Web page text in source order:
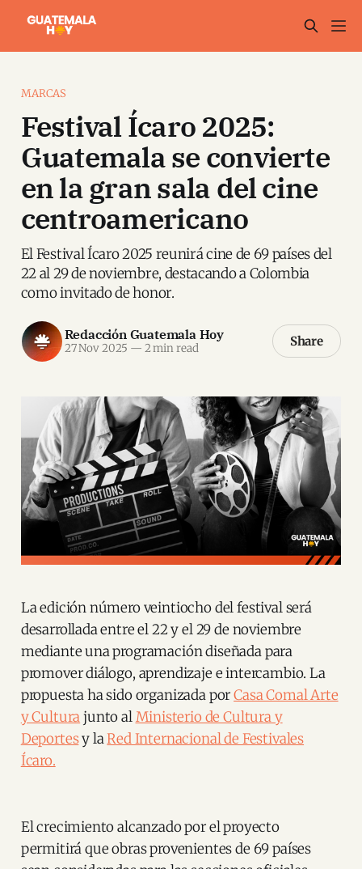
MARCAS
Festival Ícaro 2025:
Guatemala se convierte
en la gran sala del cine
centroamericano
El Festival Ícaro 2025 reunirá cine de 69 países del
22 al 29 de noviembre, destacando a Colombia
como invitado de honor.
Redacción Guatemala Hoy
27 Nov 2025 — 2 min read Share
La edición número veintiocho del festival será
desarrollada entre el 22 y el 29 de noviembre
mediante una programación diseñada para
promover diálogo, aprendizaje e intercambio. La
propuesta ha sido organizada porCasa Comal Arte
y Culturajunto alMinisterio de Cultura y
Deportesy laRed Internacional de Festivales
Ícaro.
El crecimiento alcanzado por el proyecto
permitirá que obras provenientes de 69 países